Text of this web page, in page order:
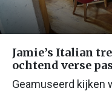
Jamie’s Italian
ochtend verse
Geamuseerd kijken